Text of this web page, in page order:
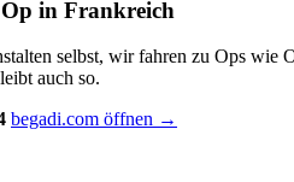
in Frankreich
selbst, wir fahren zu Ops
auch so.
begadi.com öffnen →